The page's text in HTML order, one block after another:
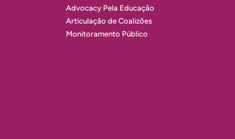
Advocacy Pela Educação
Articulação de Coalizões
Monitoramento Público